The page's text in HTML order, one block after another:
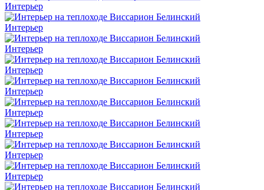
Интерьер
Интерьер
Интерьер
Интерьер
Интерьер
Интерьер
Интерьер
Интерьер
Интерьер